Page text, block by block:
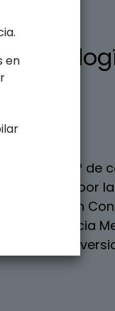
con N.º de
por
Formación
Endodoncia
en la
en